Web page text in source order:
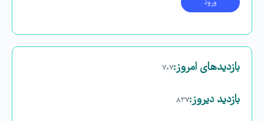
بازدیدهای امروز:۷۰۷
بازدید دیروز:۸۳۷